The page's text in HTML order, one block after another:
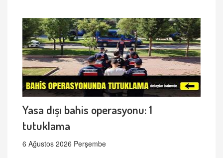
Yasa dışı bahis operasyonu: 1
tutuklama
6 Ağustos 2026 Perşembe